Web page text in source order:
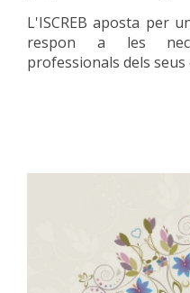
L'ISCREB aposta per
respon a les
professionals dels seus